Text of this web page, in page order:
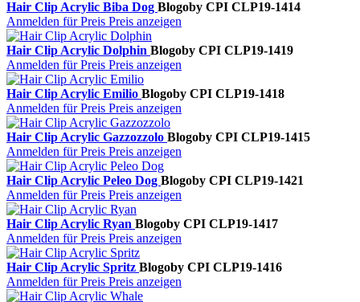
Hair Clip Acrylic Biba Dog Blogoby CPI CLP19-1414
Anmelden für Preis Preis anzeigen
Hair Clip Acrylic Dolphin Blogoby CPI CLP19-1419
Anmelden für Preis Preis anzeigen
Hair Clip Acrylic Emilio Blogoby CPI CLP19-1418
Anmelden für Preis Preis anzeigen
Hair Clip Acrylic Gazzozzolo Blogoby CPI CLP19-1415
Anmelden für Preis Preis anzeigen
Hair Clip Acrylic Peleo Dog Blogoby CPI CLP19-1421
Anmelden für Preis Preis anzeigen
Hair Clip Acrylic Ryan Blogoby CPI CLP19-1417
Anmelden für Preis Preis anzeigen
Hair Clip Acrylic Spritz Blogoby CPI CLP19-1416
Anmelden für Preis Preis anzeigen